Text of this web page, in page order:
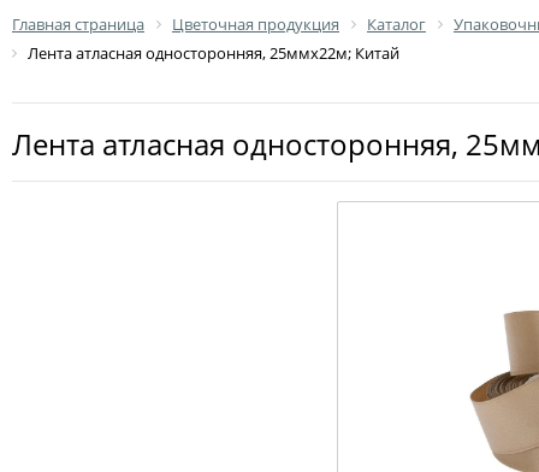
Главная страница Цветочная продукция Каталог
Лента атласная односторонняя, 25ммх22м; Китай
Лента атласная односторонняя,